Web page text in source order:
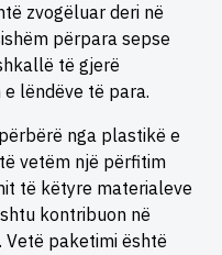
zvogëluar deri në
përpara sepse
të gjerë
lëndëve të para.
nga plastikë e
vetëm një përfitim
të këtyre materialeve
kontribuon në
paketimi është